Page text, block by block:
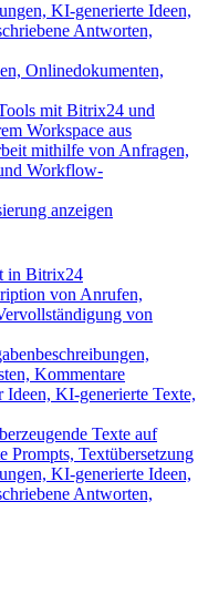
KI-generierte Ideen,
Antworten,
Onlinedokumenten,
mit Bitrix24 und
Workspace aus
mithilfe von Anfragen,
Workflow-
anzeigen
in Bitrix24
von Anrufen,
von
Kommentare
KI-generierte Texte,
Texte auf
Prompts, Textübersetzung
KI-generierte Ideen,
Antworten,